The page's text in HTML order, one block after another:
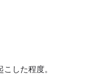
した程度。